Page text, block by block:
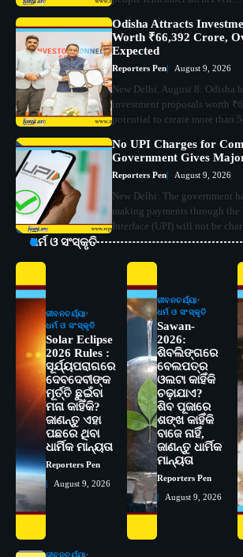
Odisha Attracts
Worth ₹66,392 Crore,
Expected
Reporters Pen August 9, 2026
New Delhi, August 8: Odisha
investment proposals worth
potential to create more than
No UPI Charges for
Government Gives
Reporters Pen August 9, 2026
New Delhi: The government
making payments through
Interface (UPI) will not be
ଧର୍ମ ଓ ସଂସ୍କୃତି
ଜୀବନଚର୍ଯ୍ୟା
ଧର୍ମ ଓ ସଂସ୍କୃତି
Solar Eclipse
2026 Rules :
ସୂର୍ଯ୍ୟପରାଗରେ
ଦେବଦେବୀଙ୍କ
ମୂର୍ତ୍ତି ଛୁଇଁବା
ମନା କାହିଁକି?
ଜାଣନ୍ତୁ ଏହା
ପଛରେ ଥିବା
ଧାର୍ମିକ ମାନ୍ୟତା
Reporters Pen
August 9, 2026
ଜୀବନଚର୍ଯ୍ୟା
ଧର୍ମ ଓ ସଂସ୍କୃତି
Sawan-
2026:
ଶିବଲିଙ୍ଗରେ
ବେଲପତ୍ର
ଓଲଟା କାହିଁକି
ଚଢ଼ାଯାଏ?
ଶିବ ପୂଜାରେ
ଶଙ୍ଖ କାହିଁକି
ବାଜେ ନାହିଁ,
ଜାଣନ୍ତୁ ଧାର୍ମିକ
ମାନ୍ୟତା
Reporters Pen
August 9, 2026
ଜୀବନଚର୍ଯ୍ୟା
ସୋଆର ୨୦ତମ ପ୍ରତିଷ୍ଠା
ବିଶ୍ୱବିଦ୍ୟାଳୟର ସଫଳତା,
ଅଗ୍ରଗତିର ସ୍ମୃତିଚାରଣ
Reporters Pen
3
ରୋଗୀମାନେ ଡାକ୍ତରଙ୍କୁ
ମାନନ୍ତି: ସୋଆ